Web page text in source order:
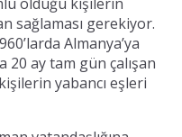
sağlaması gerekiyor.
Almanya’ya
20 ay tam gün çalışan
yabancı eşleri